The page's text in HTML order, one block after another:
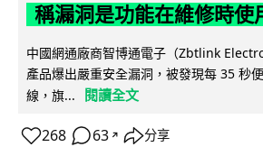
稱漏洞是功能在維修時使
中國網通廠商智博通電子（Zbtlink
產品爆出嚴重安全漏洞，被發現每 35 秒
線，旗...
閱讀全文
268 63 ↗ 分享